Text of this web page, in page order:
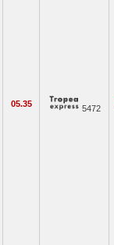
05.35 5472